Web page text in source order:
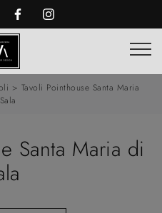
> Tavoli Pointhouse Santa Maria
Santa Maria di